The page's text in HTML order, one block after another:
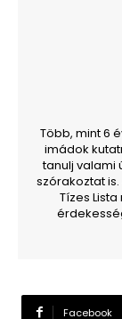
Több, mint 6
imádok
tanulj valami
szórakoztat
Tízes
Facebook